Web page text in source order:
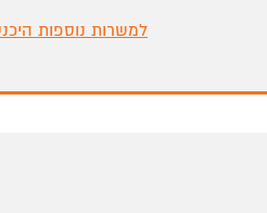
למשרות נוספות